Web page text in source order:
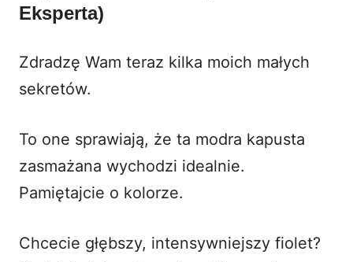
Eksperta)
Zdradzę Wam teraz kilka moich małych
sekretów.
To one sprawiają, że ta modra kapusta
zasmażana wychodzi idealnie.
Pamiętajcie o kolorze.
Chcecie głębszy, intensywniejszy fiolet?